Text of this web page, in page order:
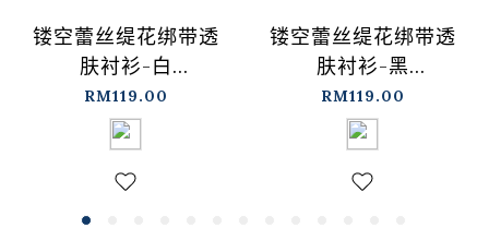
镂空蕾丝缇花绑带透
肤衬衫-白
【01025765】现+预
RM119.00
镂空蕾丝缇花绑带透
肤衬衫-黑
【01025766】现+预
RM119.00